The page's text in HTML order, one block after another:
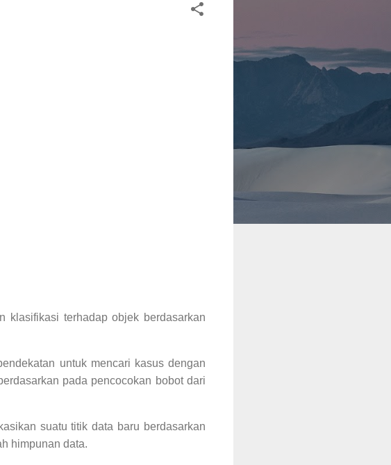
klasifikasi terhadap objek berdasarkan
untuk mencari kasus dengan
pada pencocokan bobot dari
suatu titik data baru berdasarkan
himpunan data.